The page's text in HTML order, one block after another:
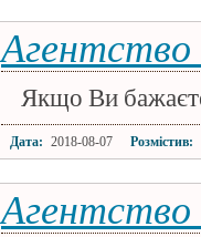
Агентство
Якщо Ви
Дата: 2018-08-07 Розмістив:
Агентство